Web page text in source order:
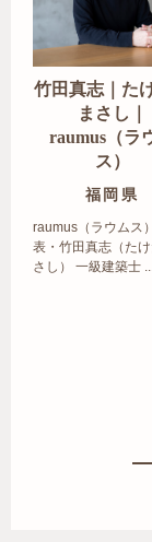
竹田真志｜た
まさし｜
raumus（ラ
ス）
福岡県
raumus（ラウムス
表・竹田真志（たけ
さし） 一級建築士 ...